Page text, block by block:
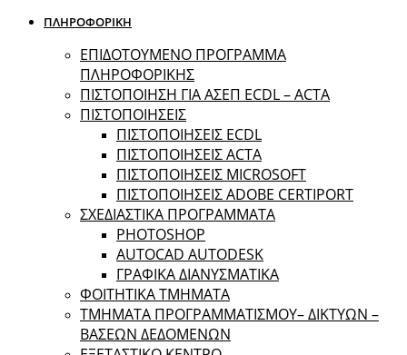
ΠΛΗΡΟΦΟΡΙΚΗ
ΕΠΙΔΟΤΟΥΜΕΝΟ ΠΡΟΓΡΑΜΜΑ
ΠΛΗΡΟΦΟΡΙΚΗΣ
ΠIΣΤΟΠΟΙΗΣΗ ΓΙΑ ΑΣΕΠ ECDL – ACTA
ΠΙΣΤΟΠΟΙΗΣΕΙΣ
ΠΙΣΤΟΠΟΙΗΣΕΙΣ ECDL
ΠΙΣΤΟΠΟΙΗΣΕΙΣ ACTA
ΠΙΣΤΟΠΟΙΗΣΕΙΣ MICROSOFT
ΠΙΣΤΟΠΟΙΗΣΕΙΣ ADOBE CERTIPORT
ΣΧΕΔΙΑΣΤΙΚΑ ΠΡΟΓΡΑΜΜΑΤΑ
PHOTOSHOP
AUTOCAD AUTODESK
ΓΡΑΦΙΚΑ ΔΙΑΝΥΣΜΑΤΙΚΑ
ΦΟΙΤΗΤΙΚΑ ΤΜΗΜΑΤΑ
ΤΜΗΜΑΤΑ ΠΡΟΓΡΑΜΜΑΤΙΣΜΟΥ– ΔΙΚΤΥΩΝ –
ΒΑΣΕΩΝ ΔΕΔΟΜΕΝΩΝ